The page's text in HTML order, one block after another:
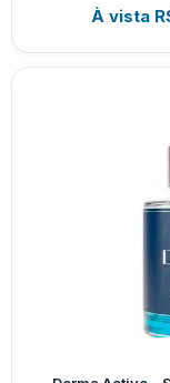
À vista